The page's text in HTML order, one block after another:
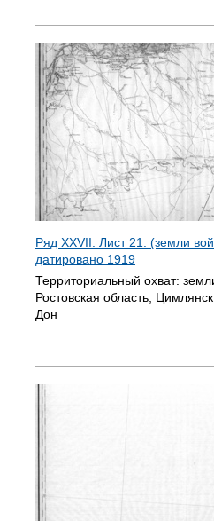
Ряд XXVII. Лист 21. (земли
датировано 1919
Территориальный охват:
Ростовская область,
Дон